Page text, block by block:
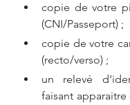
copie de votre
(CNI/Passeport) ;
copie de votre
(recto/verso) ;
un relevé
faisant